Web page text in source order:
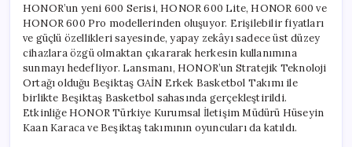
HONOR’un yeni 600 Serisi, HONOR 600 Lite, HONOR 600 ve
HONOR 600 Pro modellerinden oluşuyor. Erişilebilir fiyatları
ve güçlü özellikleri sayesinde, yapay zekâyı sadece üst düzey
cihazlara özgü olmaktan çıkararak herkesin kullanımına
sunmayı hedefliyor. Lansmanı, HONOR’un Stratejik Teknoloji
Ortağı olduğu Beşiktaş GAİN Erkek Basketbol Takımı ile
birlikte Beşiktaş Basketbol sahasında gerçekleştirildi.
Etkinliğe HONOR Türkiye Kurumsal İletişim Müdürü Hüseyin
Kaan Karaca ve Beşiktaş takımının oyuncuları da katıldı.